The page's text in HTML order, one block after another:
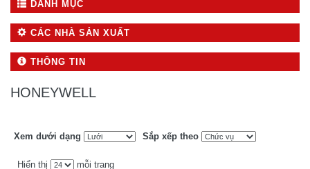
DANH MỤC
CÁC NHÀ SẢN XUẤT
THÔNG TIN
HONEYWELL
Xem dưới dạng Sắp xếp theo
Hiển thị mỗi trang